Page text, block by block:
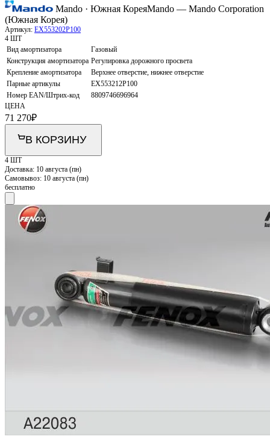
Mando · Южная КореяMando — Mando Corporation
(Южная Корея)
Артикул: EX553202P100
4 ШТ
Вид амортизатора
Газовый
Конструкция амортизатора Регулировка дорожного просвета
Крепление амортизатора
Верхнее отверстие, нижнее отверстие
Парные артикулы
EX553212P100
Номер EAN/Штрих-код
8809746696964
ЦЕНА
71 270₽
В КОРЗИНУ
4 ШТ
Доставка: 10 августа (пн)
Самовывоз: 10 августа (пн)
бесплатно